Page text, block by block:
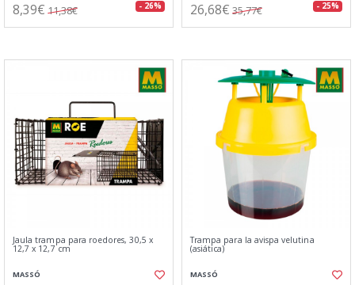
8,39€ 11,38€ - 26% 26,68€ 35,77€ - 25%
Jaula trampa para roedores, 30,5 x
12,7 x 12,7 cm
MASSÓ
Trampa para la avispa velutina
(asiática)
MASSÓ